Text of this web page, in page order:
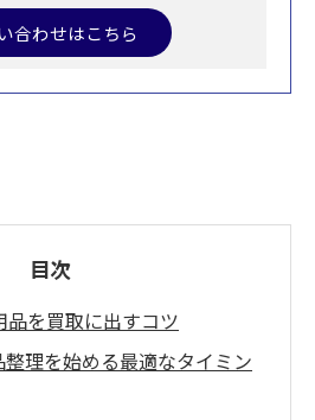
合わせはこちら
目次
を買取に出すコツ
理を始める最適なタイミン